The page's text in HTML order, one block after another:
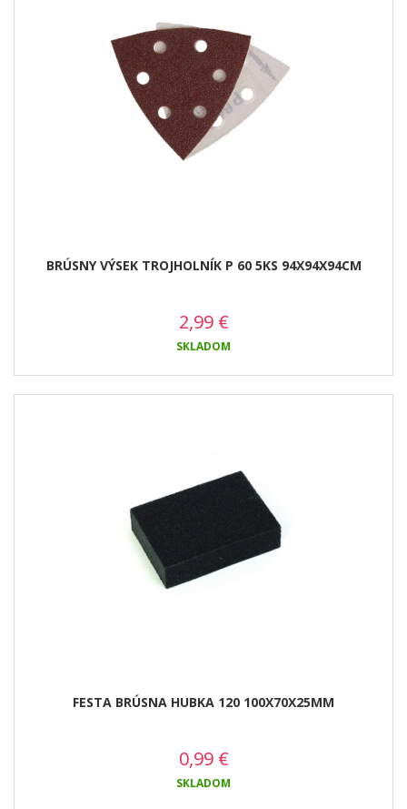
BRÚSNY VÝSEK TROJHOLNÍK P 60 5KS 94X94X94CM
2,99 €
SKLADOM
FESTA BRÚSNA HUBKA 120 100X70X25MM
0,99 €
SKLADOM